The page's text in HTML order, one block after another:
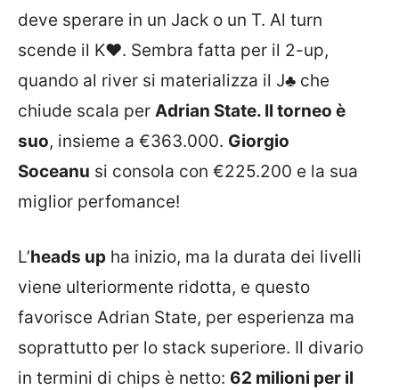
deve sperare in un Jack o un T. Al turn
scende il K♥. Sembra fatta per il 2-up,
quando al river si materializza il J♣ che
chiude scala per Adrian State. Il torneo è
suo, insieme a €363.000. Giorgio
Soceanu si consola con €225.200 e la sua
miglior perfomance!
L’heads up ha inizio, ma la durata dei livelli
viene ulteriormente ridotta, e questo
favorisce Adrian State, per esperienza ma
soprattutto per lo stack superiore. Il divario
in termini di chips è netto: 62 milioni per il